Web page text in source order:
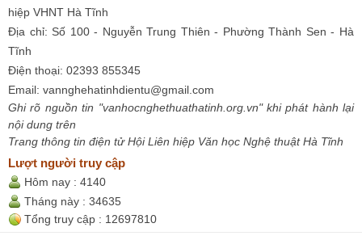
hiệp VHNT Hà Tĩnh
Địa chỉ: Số 100 - Nguyễn Trung Thiên - Phường Thành Sen - Hà
Tĩnh
Điện thoại: 02393 855345
Email: vannghehatinhdientu@gmail.com
Ghi rõ nguồn tin "vanhocnghethuathatinh.org.vn" khi phát hành lại
nội dung trên
Trang thông tin điện tử Hội Liên hiệp Văn học Nghệ thuật Hà Tĩnh
Lượt người truy cập
Hôm nay : 4140
Tháng này : 34635
Tổng truy cập : 12697810